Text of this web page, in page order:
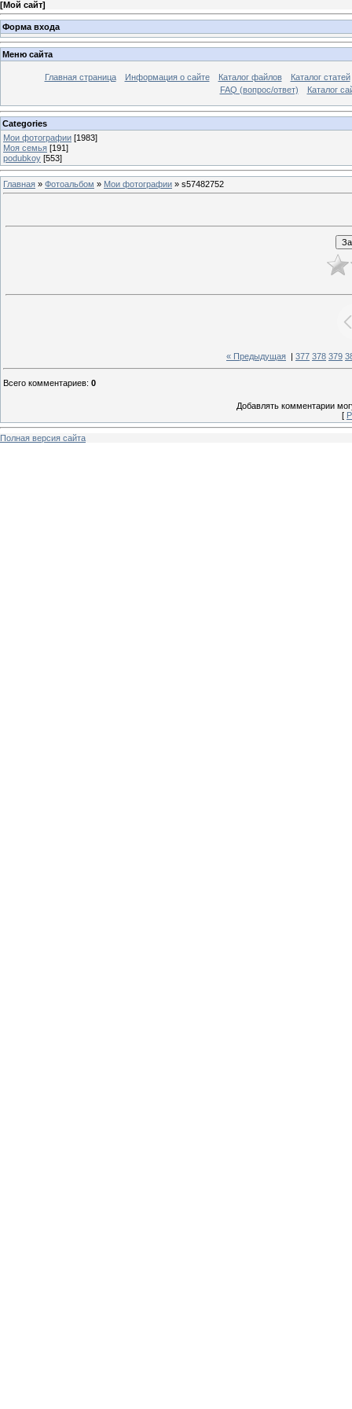
[Мой сайт]
Форма входа
Меню сайта
Главная страница Информация о сайте Каталог файлов
Каталог статей
FAQ (вопрос/ответ)
Каталог
Categories
Мои фотографии [1983]
Моя семья [191]
podubkoy [553]
Главная » Фотоальбом » Мои фотографии » s57482752
« Предыдущая 377 378 379
Всего комментариев: 0
Добавлять комментарии
[
Полная версия сайта